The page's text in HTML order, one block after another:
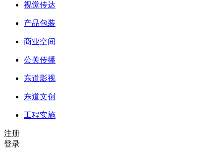
视觉传达
产品包装
商业空间
公关传播
东道影视
东道文创
工程实施
注册
登录